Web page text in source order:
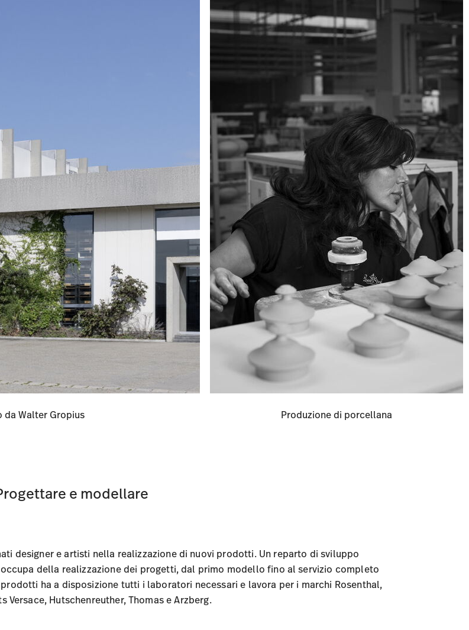
Walter Gropius Produzione di porcellana
e modellare
designer e artisti nella realizzazione di nuovi prodotti. Un reparto di sviluppo
della realizzazione dei progetti, dal primo modello fino al servizio completo
ha a disposizione tutti i laboratori necessari e lavora per i marchi Rosenthal,
Versace, Hutschenreuther, Thomas e Arzberg.